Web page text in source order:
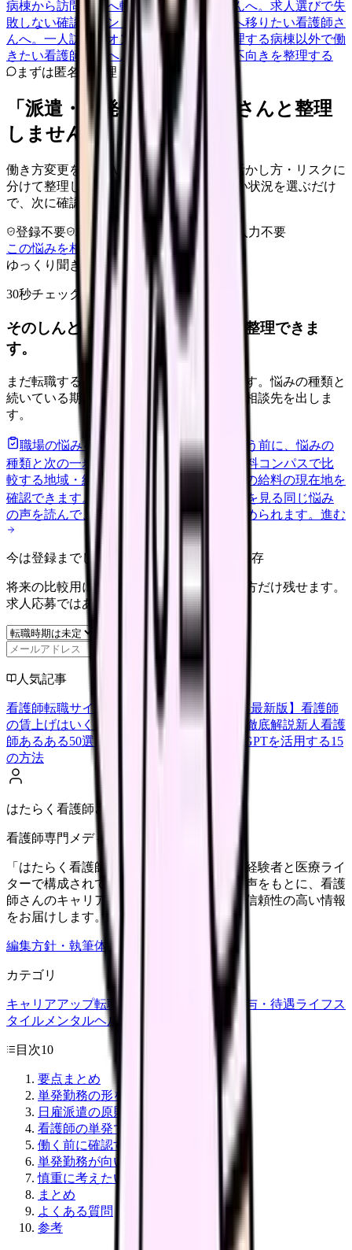
病棟から訪問看護へ転職したい看護師さんへ。求人選びで失
敗しない確認ポイント 病棟から訪問看護へ移りたい看護師さ
んへ。一人訪問とオンコールの不安を整理する病棟以外で働
きたい看護師さんへ。職場の種類と向き不向きを整理する
まずは匿名で整理
「派遣・単発」を、カンゴさんと整理
しませんか。
働き方変更を、収入・勤務時間・経験の活かし方・リスクに
分けて整理します。 「派遣・単発」に近い状況を選ぶだけ
で、次に確認することまで進めます。
登録不要 求人押し売りなし
病院名は入力不要
この悩みを相談室で整理する
ゆっくり聞きます
30秒チェック
そのしんどさ、転職すべきサインか整理できま
す。
まだ転職すると決めていなくても大丈夫です。悩みの種類と
続いている期間から、次に見るべき記事と相談先を出しま
す。
職場の悩みを30秒で診断
辞めるべきか迷う前に、悩みの
種類と次の一歩を整理します。進む
給料コンパスで比
較する地域・経験年数・施設形態から、今の給料の現在地を
確認できます。
進む 匿名掲示板で本音を見る 同じ悩み
の声を読んで、今の職場だけの問題か確かめられます。 進む
今は登録までしない人向け: 希望条件だけ保存
将来の比較用に、転職時期と気になる働き方だけ残せます。
求人応募ではありません。
人気記事
看護師転職サイトランキングTOP5【2026年最新版】 看護師
の賃上げはいくら？2026年度の最新情報を徹底解説新人看護
師あるある50選【共感必至】
看護師がChatGPTを活用する15
の方法
はたらく看護師さん編集部
看護師専門メディア
「はたらく看護師さん」編集部は、看護師経験者と医療ライ
ターで構成されています。現場のリアルな声をもとに、看護
師さんのキャリア・転職・働き方に関する信頼性の高い情報
をお届けします。
編集方針・執筆体制・監修体制を見る
カテゴリ
キャリアアップ転職ガイド 職場環境 給与・待遇ライフス
タイル メンタルヘルス
目次10
要点まとめ
単発勤務の形を分ける
日雇派遣の原則禁止と例外
看護師の単発で多い仕事
働く前に確認すること
単発勤務が向いている人
慎重に考えたい人
まとめ
よくある質問
参考